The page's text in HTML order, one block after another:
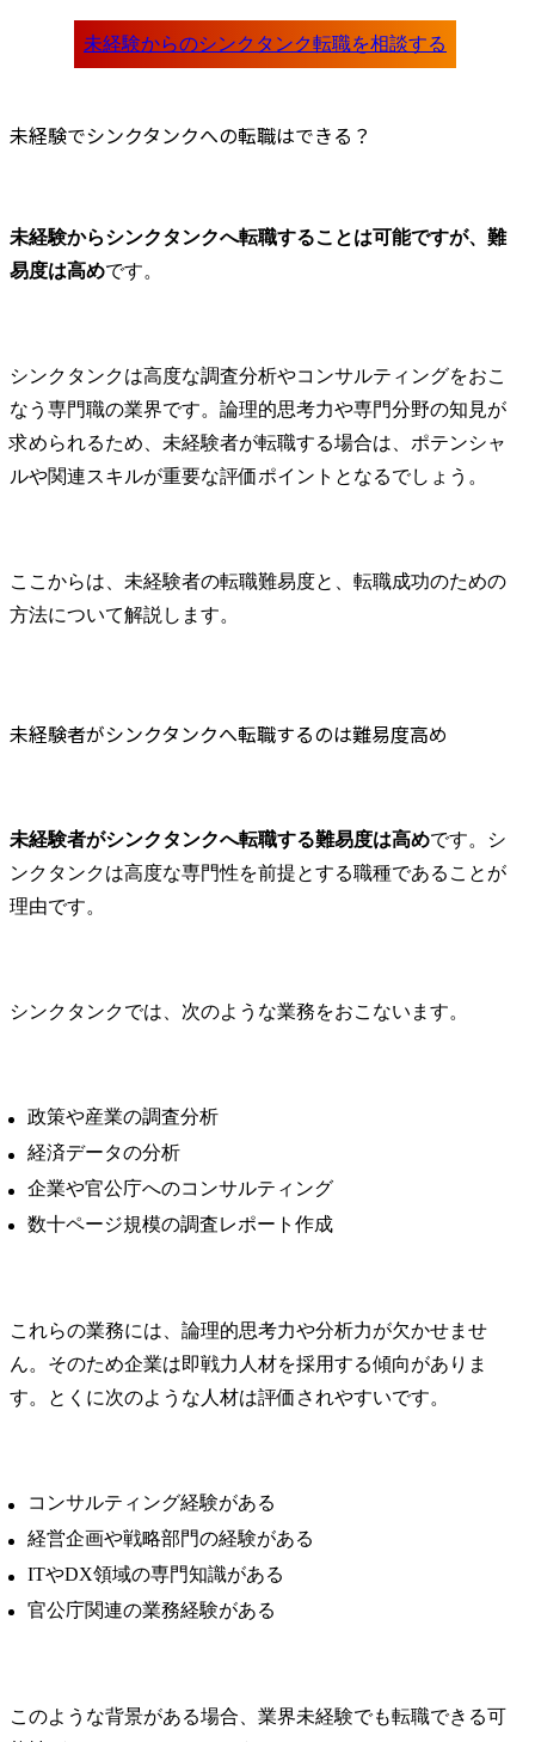
未経験でシンクタンクへの転職はできる？
未経験からシンクタンクへ転職することは可能ですが、難
易度は高めです。
シンクタンクは高度な調査分析やコンサルティングをおこ
なう専門職の業界です。論理的思考力や専門分野の知見が
求められるため、未経験者が転職する場合は、ポテンシャ
ルや関連スキルが重要な評価ポイントとなるでしょう。
ここからは、未経験者の転職難易度と、転職成功のための
方法について解説します。
未経験者がシンクタンクへ転職するのは難易度高め
未経験者がシンクタンクへ転職する難易度は高めです。シ
ンクタンクは高度な専門性を前提とする職種であることが
理由です。
シンクタンクでは、次のような業務をおこないます。
政策や産業の調査分析
経済データの分析
企業や官公庁へのコンサルティング
数十ページ規模の調査レポート作成
これらの業務には、論理的思考力や分析力が欠かせませ
ん。そのため企業は即戦力人材を採用する傾向がありま
す。とくに次のような人材は評価されやすいです。
コンサルティング経験がある
経営企画や戦略部門の経験がある
ITやDX領域の専門知識がある
官公庁関連の業務経験がある
このような背景がある場合、業界未経験でも転職できる可